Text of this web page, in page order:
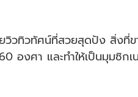
วทิวทัศน์ที่สวยสุดปัง สิ่งที่ข
องศา และทำให้เป็นมุมซิกเ